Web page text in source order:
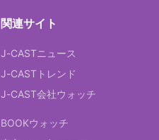
関連サイト
J-CASTニュース
J-CASTトレンド
J-CAST会社ウォッチ
BOOKウォッチ